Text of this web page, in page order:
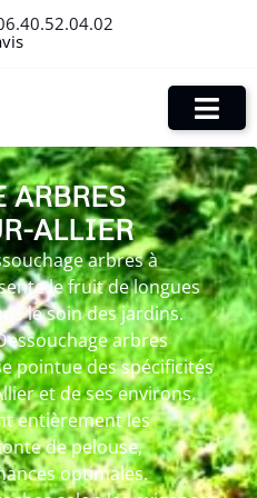
ARBRES
ALLIER
arbres à
le fruit de longues
le soin des jardins.
arbres
pointue des spécificités
et de ses environs.
entièrement les
de pelouse,
optimales.